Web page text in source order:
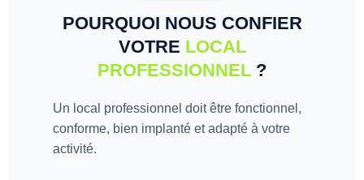
POURQUOI NOUS CONFIER
VOTRE LOCAL
PROFESSIONNEL ?
Un local professionnel doit être fonctionnel,
conforme, bien implanté et adapté à votre
activité.